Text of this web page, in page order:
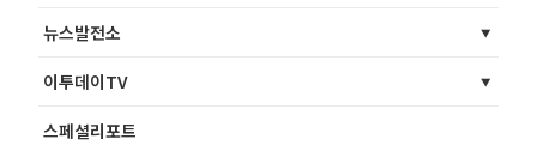
뉴스발전소
이투데이TV
스페셜리포트